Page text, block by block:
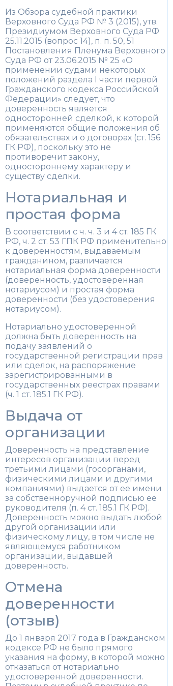
Из Обзора судебной практики
Верховного Суда РФ № 3 (2015), утв.
Президиумом Верховного Суда РФ
25.11.2015 (вопрос 14), п. п. 50, 51
Постановления Пленума Верховного
Суда РФ от 23.06.2015 № 25 «О
применении судами некоторых
положений раздела I части первой
Гражданского кодекса Российской
Федерации» следует, что
доверенность является
односторонней сделкой, к которой
применяются общие положения об
обязательствах и о договорах (ст. 156
ГК РФ), поскольку это не
противоречит закону,
одностороннему характеру и
существу сделки.
Нотариальная и
простая форма
В соответствии с ч. ч. 3 и 4 ст. 185 ГК
РФ, ч. 2 ст. 53 ГПК РФ применительно
к доверенностям, выдаваемым
гражданином, различается
нотариальная форма доверенности
(доверенность, удостоверенная
нотариусом) и простая форма
доверенности (без удостоверения
нотариусом).
Нотариально удостоверенной
должна быть доверенность на
подачу заявлений о
государственной регистрации прав
или сделок, на распоряжение
зарегистрированными в
государственных реестрах правами
(ч. 1 ст. 185.1 ГК РФ).
Выдача от
организации
Доверенность на представление
интересов организации перед
третьими лицами (госорганами,
физическими лицами и другими
компаниями) выдается от ее имени
за собственноручной подписью ее
руководителя (п. 4 ст. 185.1 ГК РФ).
Доверенность можно выдать любой
другой организации или
физическому лицу, в том числе не
являющемуся работником
организации, выдавшей
доверенность.
Отмена
доверенности
(отзыв)
До 1 января 2017 года в Гражданском
кодексе РФ не было прямого
указания на форму, в которой можно
отказаться от нотариально
удостоверенной доверенности.